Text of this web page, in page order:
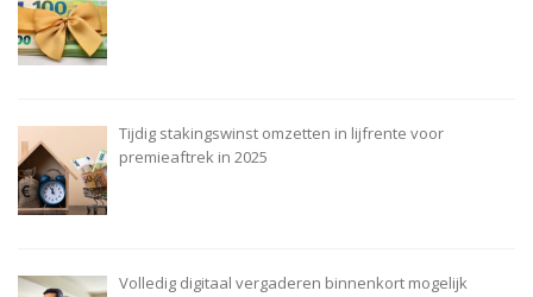
Tijdig stakingswinst omzetten in lijfrente voor
premieaftrek in 2025
Volledig digitaal vergaderen binnenkort mogelijk